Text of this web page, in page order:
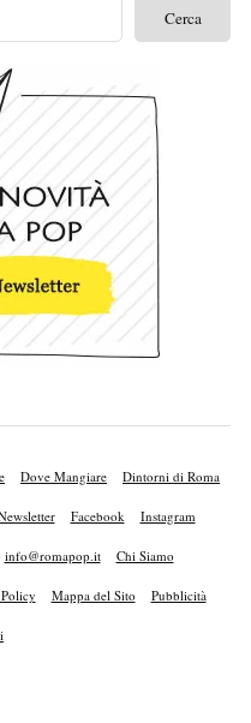
Dove Mangiare Dintorni di Roma
Facebook Instagram
info@romapop.it Chi Siamo
Mappa del Sito Pubblicità